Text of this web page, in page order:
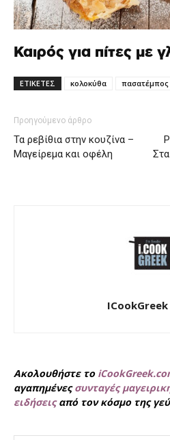
Καιρός για πίτες με
ΕΤΙΚΕΤΕΣ κολοκύθα πασατέμπος
Προηγούμενο άρθρο
Τα ρεβίθια στην κουζίνα –
Μαγείρεμα και οφέλη
Ακολουθήστε το
αγαπημένεςσυνταγές
ειδήσειςαπό τον κόσμο της